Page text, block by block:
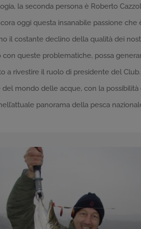
la seconda persona è Roberto
oggi questa insanabile passione che
il costante declino della qualità dei
con queste problematiche, possa
a rivestire il ruolo di presidente del Club.
mondo delle acque, con la possibilità
panorama della pesca